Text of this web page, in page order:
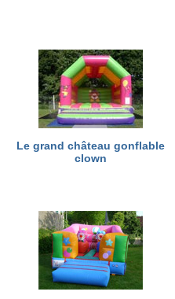
Le grand château gonflable
clown